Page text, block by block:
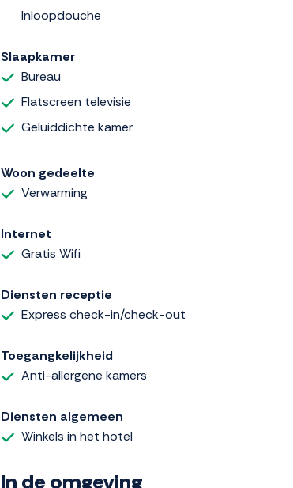
Inloopdouche
Slaapkamer
Bureau
Flatscreen televisie
Geluiddichte kamer
Woon gedeelte
Verwarming
Internet
Gratis Wifi
Diensten receptie
Express check-in/check-out
Toegangkelijkheid
Anti-allergene kamers
Diensten algemeen
Winkels in het hotel
In de omgeving